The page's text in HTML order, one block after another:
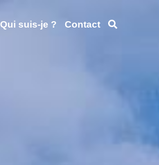
Qui suis-je ? Contact